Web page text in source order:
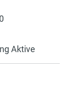
Aktive